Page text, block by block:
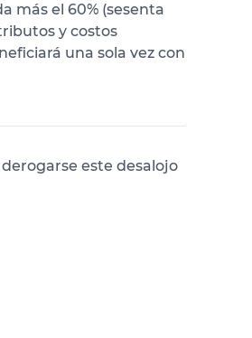
más el 60% (sesenta
y costos
una sola vez con
este desalojo